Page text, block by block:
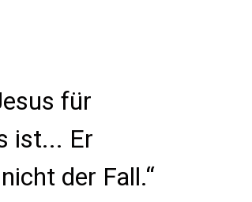
für
ist... Er
der Fall.“